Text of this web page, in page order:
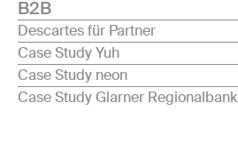
B2B
Descartes für Partner
Case Study Yuh
Case Study neon
Case Study Glarner Regionalbank